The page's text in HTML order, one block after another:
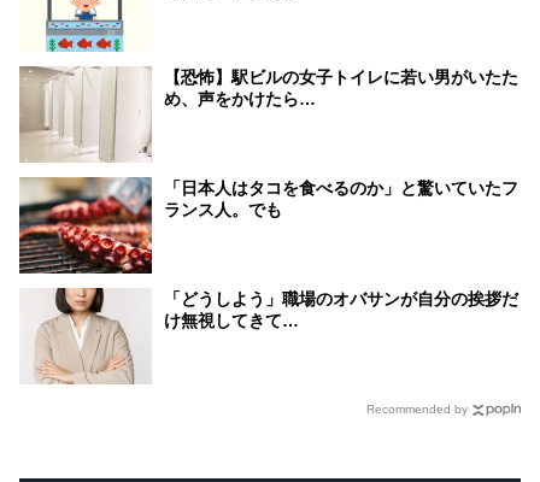
【恐怖】駅ビルの女子トイレに若い男がいたた
め、声をかけたら…
「日本人はタコを食べるのか」と驚いていたフ
ランス人。でも
「どうしよう」職場のオバサンが自分の挨拶だ
け無視してきて…
Recommended by